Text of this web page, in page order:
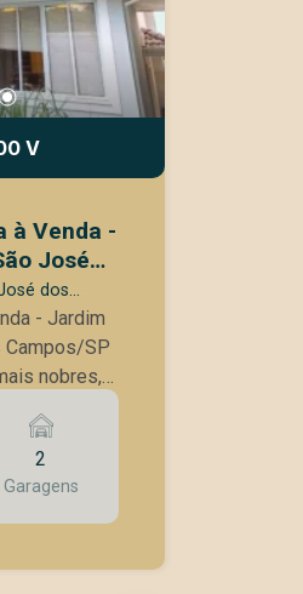
V
à Venda -
José
dos
- Jardim
Campos/SP
nobres,
cidade! O
pela
segurança
Rodovia
da
2
Garagens